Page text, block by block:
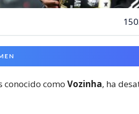
conocido como Vozinha, ha